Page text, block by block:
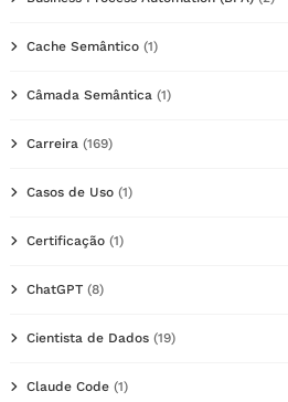
Cache Semântico (1)
Câmada Semântica (1)
Carreira (169)
Casos de Uso (1)
Certificação (1)
ChatGPT (8)
Cientista de Dados (19)
Claude Code (1)